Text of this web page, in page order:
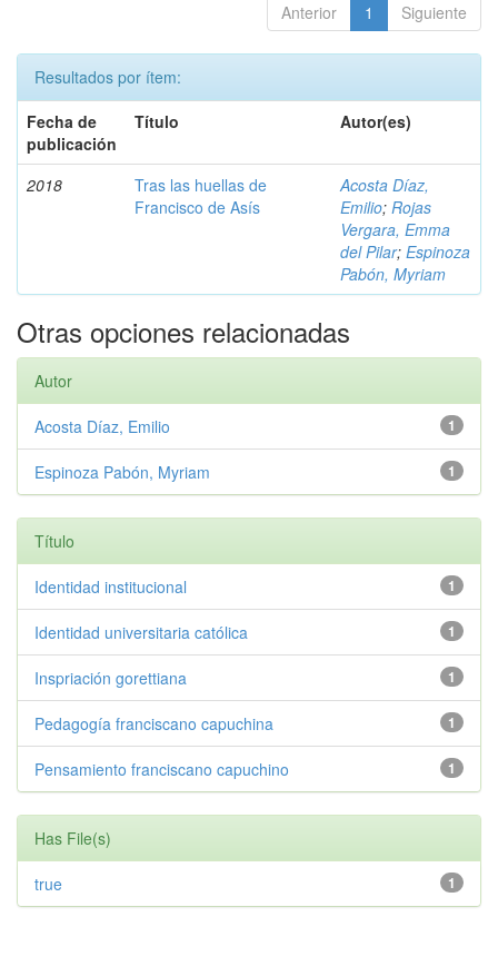
Anterior 1 Siguiente
Resultados por ítem:
Fecha de
publicación
Título Autor(es)
2018
Tras las huellas de
Francisco de Asís
Acosta Díaz,
Emilio; Rojas
Vergara, Emma
del Pilar; Espinoza
Pabón, Myriam
Otras opciones relacionadas
Autor
1
Acosta Díaz, Emilio
1
Espinoza Pabón, Myriam
Título
1
Identidad institucional
1
Identidad universitaria católica
1
Inspriación gorettiana
1
Pedagogía franciscano capuchina
1
Pensamiento franciscano capuchino
Has File(s)
1
true